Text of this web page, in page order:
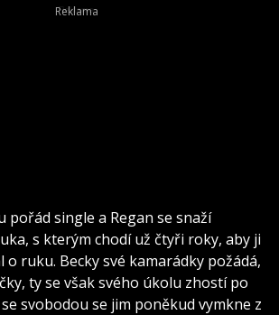
pořád single a Regan se snaží
s kterým chodí už čtyři roky, aby ji
o ruku. Becky své kamarádky požádá,
ty se však svého úkolu zhostí po
svobodou se jim poněkud vymkne z